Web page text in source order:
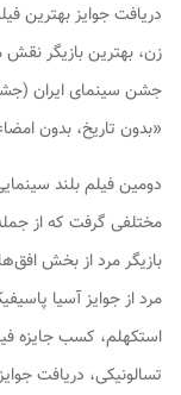
دریافت جوایز بهترین
زن، بهترین بازیگر
جشن سینمای ایران
«بدون تاریخ، بدون
دومین فیلم بلند
مختلفی گرفت که از
بازیگر مرد از بخش
مرد از جوایز آسیا
استکهلم، کسب جایزه
تسالونیکی، دریافت